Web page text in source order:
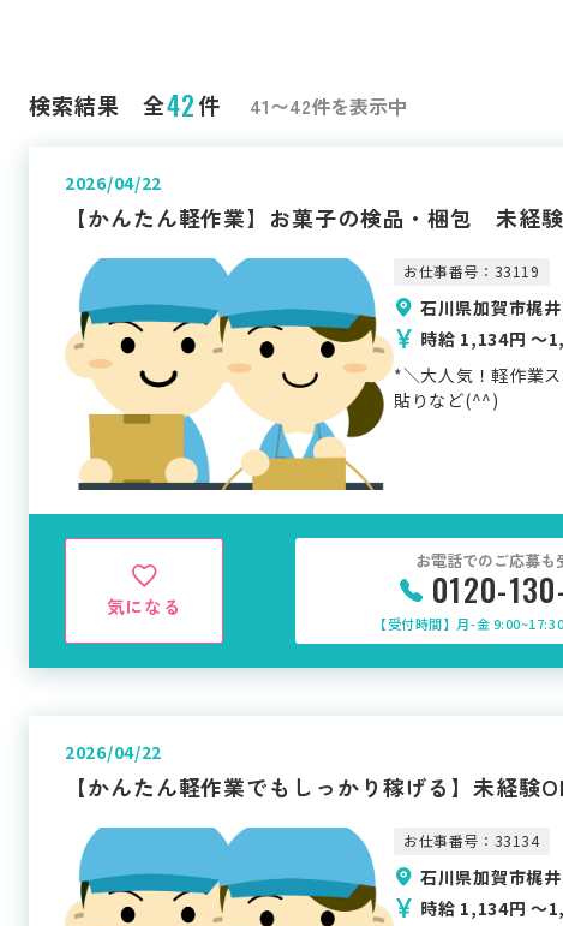
検索結果 全42件 41〜42件を表示中
2026/04/22
【かんたん軽作業】お菓子の検品・梱包 未
お仕事番号：33119
石川県加賀市梶
時給 1,134円 〜
*＼大人気！軽作業
貼りなど(^^)
気になる
お電話でのご応募も
0120-
【受付時間】月-金 9:00~17:30
2026/04/22
【かんたん軽作業でもしっかり稼げる】未経
お仕事番号：33134
石川県加賀市梶
時給 1,134円 〜